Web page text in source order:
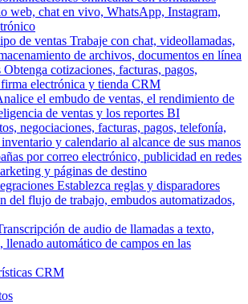
web, chat en vivo, WhatsApp, Instagram,
de ventas Trabaje con chat, videollamadas,
de archivos, documentos en línea
Obtenga cotizaciones, facturas, pagos,
electrónica y tienda CRM
el embudo de ventas, el rendimiento de
de ventas y los reportes BI
negociaciones, facturas, pagos, telefonía,
y calendario al alcance de sus manos
por correo electrónico, publicidad en redes
y páginas de destino
Establezca reglas y disparadores
del flujo de trabajo, embudos automatizados,
de audio de llamadas a texto,
llenado automático de campos en las
CRM